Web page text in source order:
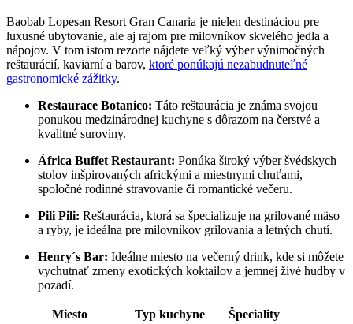
Baobab Lopesan Resort Gran Canaria je nielen destináciou pre
luxusné ubytovanie, ale aj rajom pre milovníkov skvelého jedla a
nápojov. V tom istom rezorte nájdete veľký výber výnimočných
reštaurácií, kaviarní a barov, ktoré ponúkajú nezabudnuteľné
gastronomické zážitky.
Restaurace Botanico: Táto reštaurácia je známa svojou
ponukou medzinárodnej kuchyne s dôrazom na čerstvé a
kvalitné suroviny.
África Buffet Restaurant: Ponúka široký výber švédskych
stolov inšpirovaných africkými a miestnymi chuťami,
spoločné rodinné stravovanie či romantické večeru.
Pili Pili: Reštaurácia, ktorá sa špecializuje na grilované mäso
a ryby, je ideálna pre milovníkov grilovania a letných chutí.
Henry´s Bar: Ideálne miesto na večerný drink, kde si môžete
vychutnať zmeny exotických koktailov a jemnej živé hudby v
pozadí.
Miesto Typ kuchyne
Špeciality